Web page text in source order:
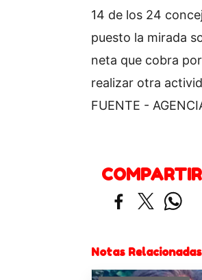
14 de los 24
puesto la mirada
neta que cobra
realizar otra
FUENTE -
Notas Relacionadas